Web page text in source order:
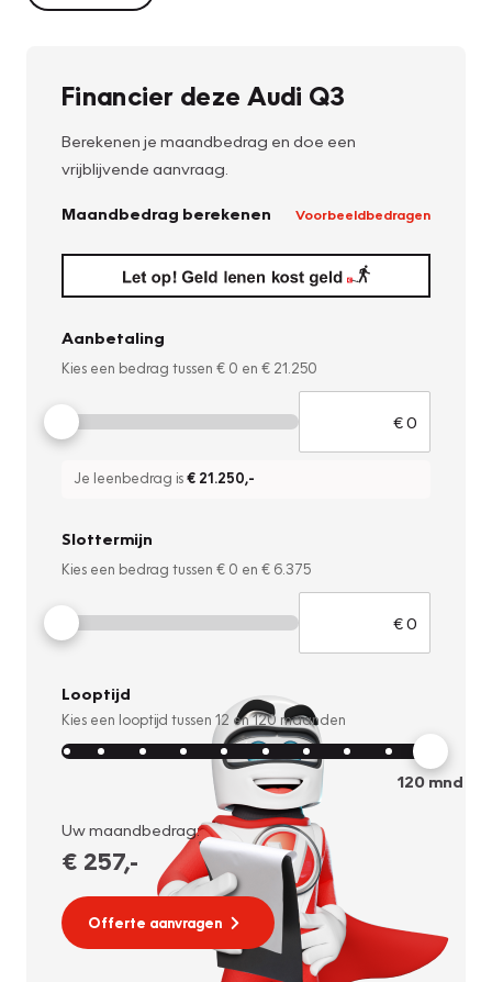
Financier deze Audi Q3
Berekenen je maandbedrag en doe een
vrijblijvende aanvraag.
Maandbedrag berekenen Voorbeeldbedragen
Aanbetaling
Kies een bedrag tussen € 0 en € 21.250
Je leenbedrag is€ 21.250,-
Slottermijn
Kies een bedrag tussen € 0 en € 6.375
Looptijd
Kies een looptijd tussen 12 en120 maanden
120mnd
Uw maandbedrag:
€ 257,-
Offerte aanvragen